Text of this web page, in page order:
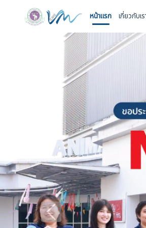
หน้าแรก เกี่ยวกับเร
Previous